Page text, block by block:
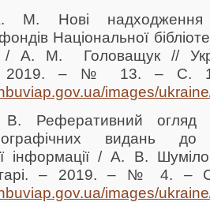
М. Нові надходження
Національної
/ А. М. Головащук //
– 2019. – № 13. – С.
images/
Реферативний огляд
видань
інформації / А. В.
– 2019. – № 4. –
images/